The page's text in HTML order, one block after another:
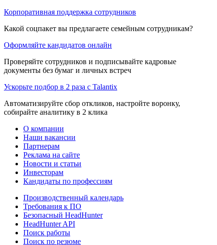
Корпоративная поддержка сотрудников
Какой соцпакет вы предлагаете семейным сотрудникам?
Оформляйте кандидатов онлайн
Проверяйте сотрудников и подписывайте кадровые
документы без бумаг и личных встреч
Ускорьте подбор в 2 раза с Talantix
Автоматизируйте сбор откликов, настройте воронку,
собирайте аналитику в 2 клика
О компании
Наши вакансии
Партнерам
Реклама на сайте
Новости и статьи
Инвесторам
Кандидаты по профессиям
Производственный календарь
Требования к ПО
Безопасный HeadHunter
HeadHunter API
Поиск работы
Поиск по резюме